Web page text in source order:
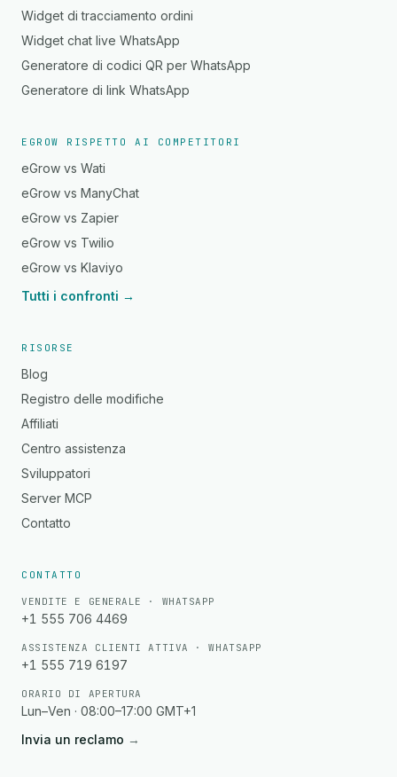
Widget di tracciamento ordini
Widget chat live WhatsApp
Generatore di codici QR per WhatsApp
Generatore di link WhatsApp
EGROW RISPETTO AI COMPETITORI
eGrow vs Wati
eGrow vs ManyChat
eGrow vs Zapier
eGrow vs Twilio
eGrow vs Klaviyo
Tutti i confronti →
RISORSE
Blog
Registro delle modifiche
Affiliati
Centro assistenza
Sviluppatori
Server MCP
Contatto
CONTATTO
VENDITE E GENERALE · WHATSAPP
+1 555 706 4469
ASSISTENZA CLIENTI ATTIVA · WHATSAPP
+1 555 719 6197
ORARIO DI APERTURA
Lun–Ven · 08:00–17:00 GMT+1
Invia un reclamo →